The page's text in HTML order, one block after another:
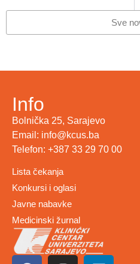
Sve
Info
Bolnička 25, Sarajevo
Email: info@kcus.ba
Telefon: +387 33 29 70 00
Lista čekanja
Konkursi i oglasi
Javne nabavke
Medicinski žurnal